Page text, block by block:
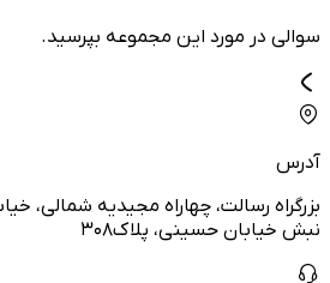
سوالی در مورد این مجموعه بپرسید.
آدرس
بزرگراه رسالت، چهاراه مجیدیه شمالی،
نبش خیابان حسینی، پلاک۳۰۸